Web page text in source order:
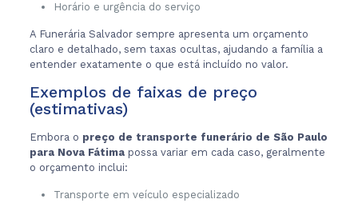
Horário e urgência do serviço
A Funerária Salvador sempre apresenta um orçamento
claro e detalhado, sem taxas ocultas, ajudando a família a
entender exatamente o que está incluído no valor.
Exemplos de faixas de preço
(estimativas)
Embora o preço de transporte funerário de São Paulo
para Nova Fátima possa variar em cada caso, geralmente
o orçamento inclui:
Transporte em veículo especializado